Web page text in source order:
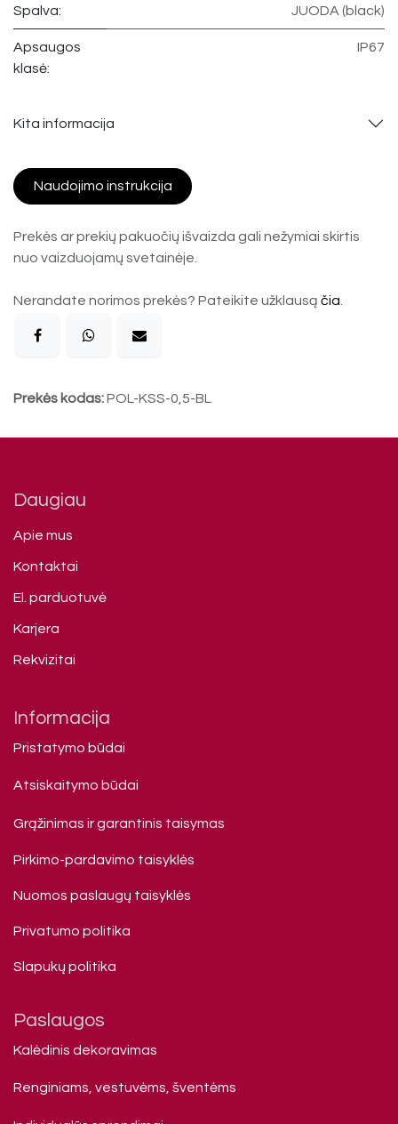
Spalva: JUODA (black)
Apsaugos
klasė:
IP67
Kita informacija
Naudojimo instrukcija
Prekės ar prekių pakuočių išvaizda gali nežymiai skirtis
nuo vaizduojamų svetainėje.
Nerandate norimos prekės? Pateikite užklausą čia
Prekės kodas:POL-KSS-0,5-BL
Daugiau
Apie mus
Kontaktai
El. parduotuvė
Karjera
Rekvizitai
Informacija
Pristatymo būdai
Atsiskaitymo būdai
Grąžinimas ir garantinis taisymas
Pirkimo-pardavimo taisyklės
Nuomos paslaugų taisyklės
Privatumo politika
Slapukų politika
Paslaugos
Kalėdinis dekoravimas
Renginiams, vestuvėms, šventėms